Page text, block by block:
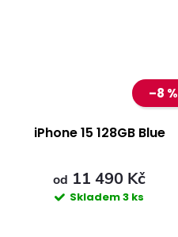
–8 %
iPhone 15 128GB Blue
od 11 490 Kč
Skladem3 ks